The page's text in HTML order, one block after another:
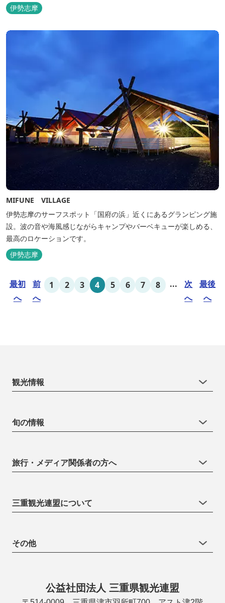
伊勢志摩
MIFUNE VILLAGE
伊勢志摩のサーフスポット「国府の浜」近くにあるグランピング施
設。波の音や海風感じながらキャンプやバーベキューが楽しめる、
最高のロケーションです。
伊勢志摩
最初
へ
前
へ
1 2 3 4 5 6 7 8 ...
次
へ
最後
へ
観光情報
旬の情報
旅行・メディア関係者の方へ
三重観光連盟について
その他
公益社団法人 三重県観光連盟